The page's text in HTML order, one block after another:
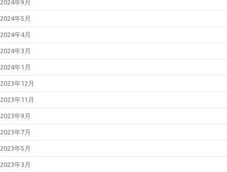
脆弱性対策について(2026年4月)
および Reader の脆弱性対策につ
いて(2026年4月)
2026年04月08日
Type」における複数の脆弱性につ
いて（JVN#66473735）
2026年03月11日
脆弱性対策について(2026年3月)
2026年03月11日
および Reader の脆弱性対策につ
いて(2026年3月)
2026年02月25日
エンドポイントマネージャー オン
プレミス版」におけるパストラバ
ーサルの脆弱性について
（JVN#79096585）
2026年02月13日
けるOSコマンドインジェクション
の脆弱性について
2024年9月
2024年5月
2024年4月
2024年3月
2024年1月
2023年12月
2023年11月
2023年9月
2023年7月
2023年5月
2023年3月